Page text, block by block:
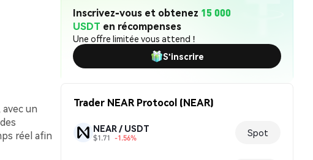
un
réel afin
Inscrivez-vous et obtenez 15 000
USDT en récompenses
Une offre limitée vous attend !
S'inscrire
Trader NEAR Protocol (NEAR)
NEAR / USDT
$1.71 -1.56% Spot